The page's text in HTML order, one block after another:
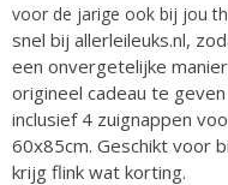
voor de jarige ook bij jou
snel bij allerleileuks.nl,
een onvergetelijke
origineel cadeau te
inclusief 4 zuignappen
60x85cm. Geschikt voor
krijg flink wat korting.